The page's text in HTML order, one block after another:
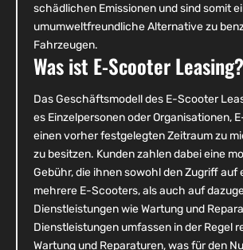
schädlichen Emissionen und sind somit
umumweltfreundliche Alternative zu
Fahrzeugen.
Was ist E-Scooter Leasing?
Das Geschäftsmodell des E-Scooter
es Einzelpersonen oder Organisationen,
einen vorher festgelegten Zeitraum zu
zu besitzen. Kunden zahlen dabei eine
Gebühr, die ihnen sowohl den Zugriff auf
mehrere E-Scooters, als auch auf
Dienstleistungen wie Wartung und
Dienstleistungen umfassen in der Regel
Wartung und Reparaturen, was für den